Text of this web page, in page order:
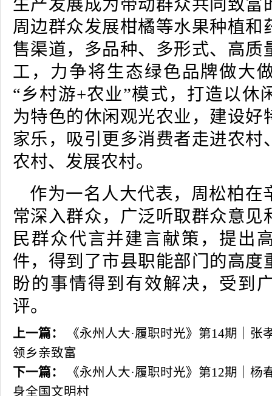
生产发展成为带动群众共同致富
周边群众发展柑橘等水果种植和
售渠道，多品种、多形式、高质
工，力争将生态绿色品牌做大
“乡村游+农业”模式，打造以休
为特色的休闲观光农业，建设好
家乐，吸引更多消费者走进农村
农村、发展农村。
作为一名人大代表，周松柏在
常深入群众，广泛听取群众意见
民群众代言并建言献策，提出
件，得到了市县职能部门的高度
盼的事情得到有效解决，受到
评。
上一篇：
《永州人大·履职时光》第14期｜张
领乡亲致富
下一篇：
《永州人大·履职时光》第12期｜
身全国文明村